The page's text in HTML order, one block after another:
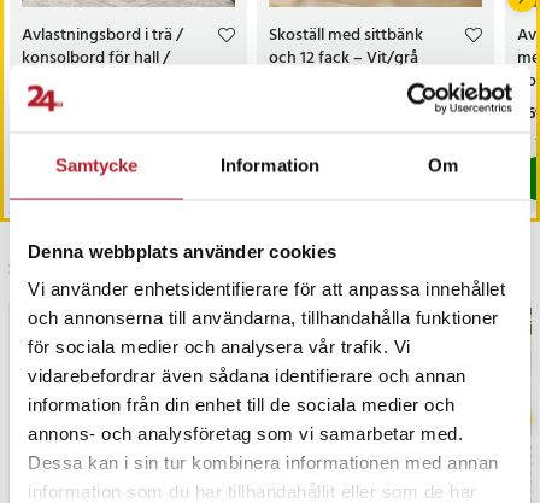
Samtycke Information Om
Denna webbplats använder cookies
Vi använder enhetsidentifierare för att anpassa innehållet
och annonserna till användarna, tillhandahålla funktioner
för sociala medier och analysera vår trafik. Vi
vidarebefordrar även sådana identifierare och annan
information från din enhet till de sociala medier och
annons- och analysföretag som vi samarbetar med.
Dessa kan i sin tur kombinera informationen med annan
information som du har tillhandahållit eller som de har
Avlastningsbord i trä /
konsolbord för hall /
smalt sidobord med hylla
och förvaring
Pris:1 399 kr
1 399 kr
Köp
Skoställ med sittbänk
och 12 fack – Vit/grå
Senast besökta
BÄSTSÄLJARE